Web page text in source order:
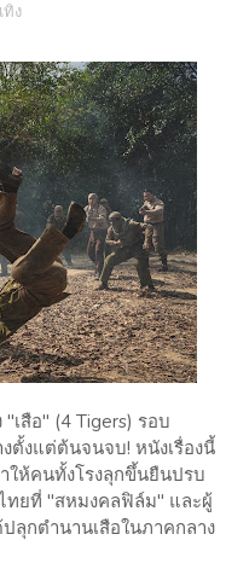
ทิง
เสือ" (4 Tigers) รอบ
ตั้งแต่ต้นจนจบ! หนังเรื่องนี้
ห้คนทั้งโรงลุกขึ้นยืนปรบ
ทยที่ "สหมงคลฟิล์ม" และผู้
ลุกตำนานเสือในภาคกลาง